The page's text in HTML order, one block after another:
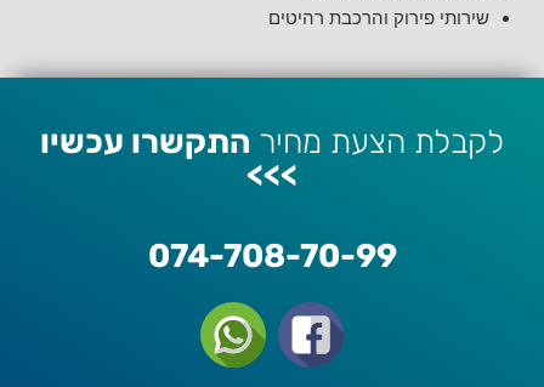
שירותי פירוק והרכבת רהיטים
לקבלת הצעת מחיר התקשרו עכשיו
>>>
074-708-70-99